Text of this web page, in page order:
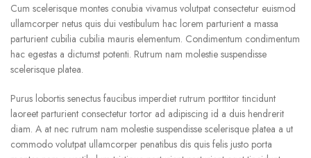
Cum scelerisque montes conubia vivamus volutpat consectetur euismod
ullamcorper netus quis dui vestibulum hac lorem parturient a massa
parturient cubilia cubilia mauris elementum. Condimentum condimentum
hac egestas a dictumst potenti. Rutrum nam molestie suspendisse
scelerisque platea.
Purus lobortis senectus faucibus imperdiet rutrum porttitor tincidunt
laoreet parturient consectetur tortor ad adipiscing id a duis hendrerit
diam. A at nec rutrum nam molestie suspendisse scelerisque platea a ut
commodo volutpat ullamcorper penatibus dis quis felis justo porta